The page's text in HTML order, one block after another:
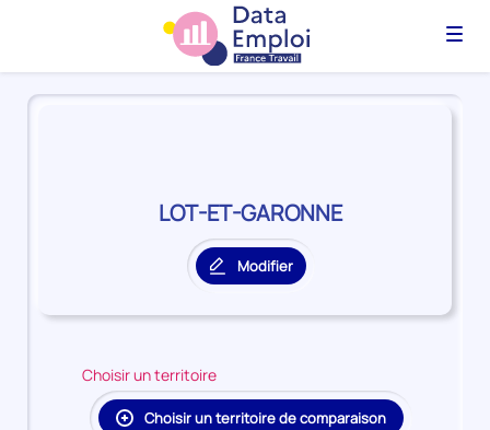
Menu
Panorama
LOT-ET-GARONNE
Modifier
le
principal
Choisir un territoire
Choisir un territoire de comparaison